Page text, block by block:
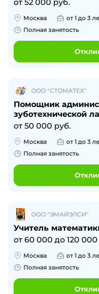
от 52 000 руб.
Москва от 1 до 3
Полная занятость
ООО "СТОМАТЕХ"
Помощник
зуботехнической
от 50 000 руб.
Москва от 1 до 3
Полная занятость
ООО "ЭМАЙЭЛСИ"
Учитель
от 60 000 до 120 000
Москва от 1 до 3
Полная занятость